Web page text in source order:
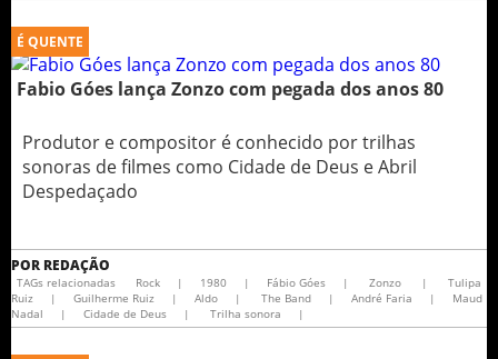
É QUENTE
Fabio Góes lança Zonzo com pegada dos anos 80
Produtor e compositor é conhecido por trilhas
sonoras de filmes como Cidade de Deus e Abril
Despedaçado
POR REDAÇÃO
TAGs relacionadas Rock | 1980 | Fábio Góes | Zonzo |
Tulipa
Ruiz
| Guilherme Ruiz | Aldo | The Band | André Faria |
Maud
Nadal
| Cidade de Deus | Trilha sonora |